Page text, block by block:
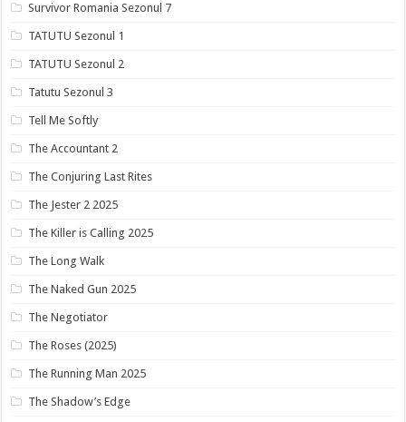
Survivor Romania Sezonul 7
TATUTU Sezonul 1
TATUTU Sezonul 2
Tatutu Sezonul 3
Tell Me Softly
The Accountant 2
The Conjuring Last Rites
The Jester 2 2025
The Killer is Calling 2025
The Long Walk
The Naked Gun 2025
The Negotiator
The Roses (2025)
The Running Man 2025
The Shadow’s Edge